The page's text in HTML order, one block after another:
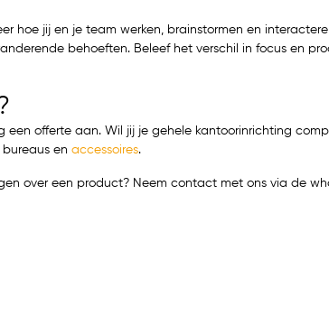
hoe jij en je team werken, brainstormen en
behoeften. Beleef het verschil in focus en
een offerte aan. Wil jij je gehele kantoorinrichting
bureaus en accessoires.
over een product? Neem contact met ons via de